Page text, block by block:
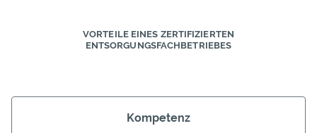
VORTEILE EINES ZERTIFIZIERTEN
ENTSORGUNGSFACHBETRIEBES
Kompetenz